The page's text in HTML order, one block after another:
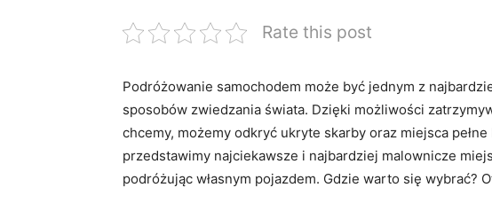
Rate this post
Podróżowanie samochodem⁢ może być jednym z​
sposobów⁣ zwiedzania świata. ​Dzięki możliwości
chcemy, możemy⁣ odkryć ‍ukryte skarby oraz miejsca
‍przedstawimy najciekawsze i najbardziej malownicze
podróżując własnym pojazdem. Gdzie warto się wybrać?